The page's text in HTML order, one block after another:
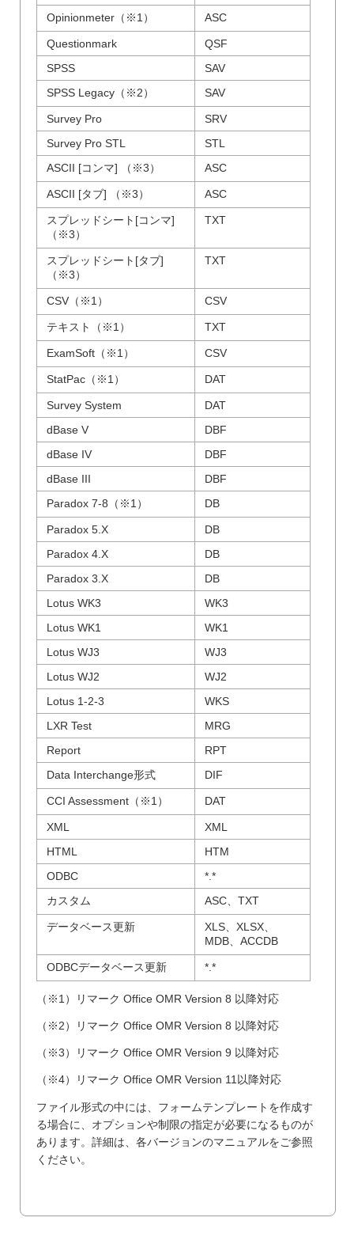
Opinionmeter（※1）
ASC
Questionmark
QSF
SPSS
SAV
SPSS Legacy（※2）
SAV
Survey Pro
SRV
Survey Pro STL
STL
ASCII [コンマ] （※3）
ASC
ASCII [タブ] （※3） ASC
スプレッドシート[コンマ]
（※3）
TXT
スプレッドシート[タブ]
（※3）
TXT
CSV（※1） CSV
テキスト（※1） TXT
ExamSoft（※1） CSV
StatPac（※1） DAT
Survey System
DAT
dBase V
DBF
dBase IV
DBF
dBase III
DBF
Paradox 7-8（※1）
DB
Paradox 5.X
DB
Paradox 4.X
DB
Paradox 3.X
DB
Lotus WK3
WK3
Lotus WK1
WK1
Lotus WJ3
WJ3
Lotus WJ2
WJ2
Lotus 1-2-3
WKS
LXR Test
MRG
Report
RPT
Data Interchange形式
DIF
CCI Assessment（※1） DAT
XML
XML
HTML
HTM
ODBC
*.*
カスタム
ASC、TXT
データベース更新
XLS、XLSX、
MDB、ACCDB
ODBCデータベース更新 *.*
（※1）リマーク Office OMR Version 8 以降対応
（※2）リマーク Office OMR Version 8 以降対応
（※3）リマーク Office OMR Version 9 以降対応
（※4）リマーク Office OMR Version 11以降対応
ファイル形式の中には、フォームテンプレートを作成す
る場合に、オプションや制限の指定が必要になるものが
あります。詳細は、各バージョンのマニュアルをご参照
ください。